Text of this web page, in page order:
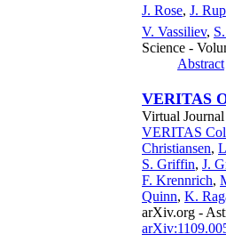
J. Rose, J.
V. Vassiliev,
Science -
Abstract
VERITAS
Virtual
VERITAS
Christiansen,
S. Griffin, J.
F. Krennrich,
Quinn, K.
arXiv.org -